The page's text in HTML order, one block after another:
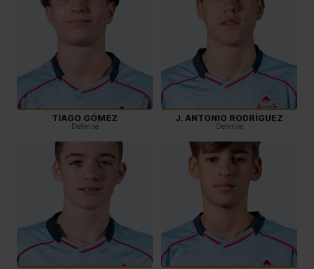
TIAGO GÓMEZ
Defense
J. ANTONIO RODRÍGUEZ
Defense